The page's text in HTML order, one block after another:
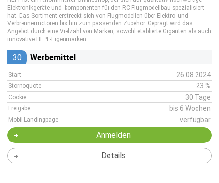
Elektronikgeräte und -komponenten für den RC-Flugmodellbau spezialisiert
hat. Das Sortiment erstreckt sich von Flugmodellen über Elektro- und
Verbrennermotoren bis hin zum passenden Zubehör. Geprägt wird das
Angebot durch eine Vielzahl von Marken, sowohl etablierte Giganten als auch
innovative HEPF-Eigenmarken.
30 Werbemittel
Start 26.08.2024
Stornoquote 23 %
Cookie 30 Tage
Freigabe bis 6 Wochen
Mobil-Landingpage verfügbar
Anmelden
Details